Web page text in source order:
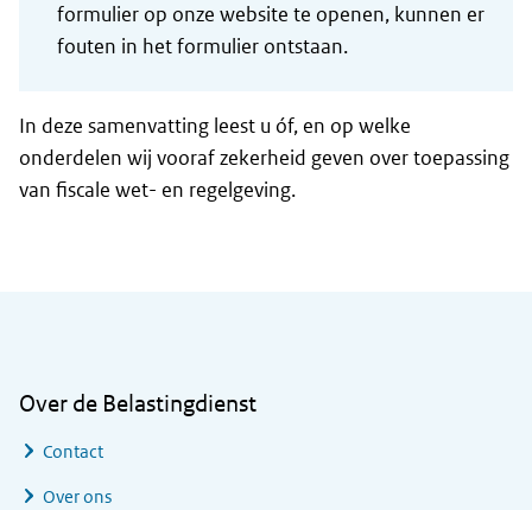
formulier op onze website te openen, kunnen er
fouten in het formulier ontstaan.
In deze samenvatting leest u óf, en op welke
onderdelen wij vooraf zekerheid geven over toepassing
van fiscale wet- en regelgeving.
Over de Belastingdienst
Contact
Over ons